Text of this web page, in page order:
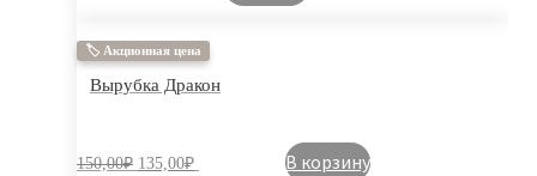
🏷 Акционная цена
Вырубка Дракон
150,00₽ 135,00₽ В корзину